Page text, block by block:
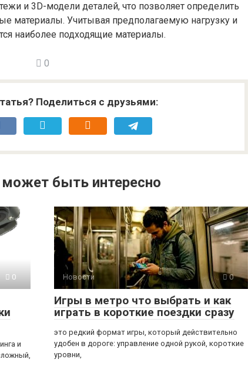
и 3D-модели деталей, что позволяет определить
материалы. Учитывая предполагаемую нагрузку и
наиболее подходящие материалы.
0
Поделиться с друзьями:
быть интересно
0
и
Новости 0
Игры в метро что выбрать и как
играть в короткие поездки сразу
это редкий формат игры, который действительно
удобен в дороге: управление одной рукой, короткие
уровни,